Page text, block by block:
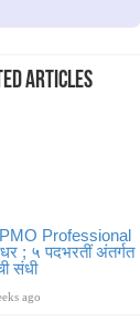
Bharti 2026
होणार ! Adivasi
Bharti 2026
Articles
Professional
; ५ पदभरतीं अंतर्गत
संधी
ago